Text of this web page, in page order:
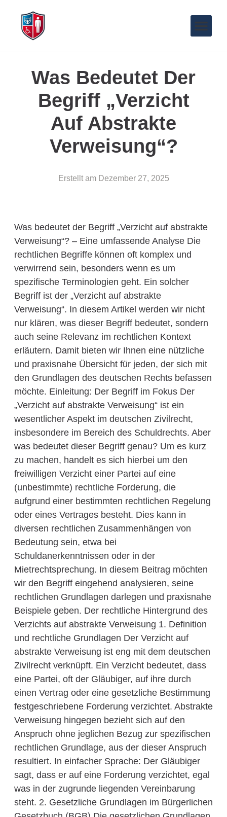
Was Bedeutet Der
Begriff „Verzicht
Auf Abstrakte
Verweisung“?
Erstellt am Dezember 27, 2025
Was bedeutet der Begriff „Verzicht auf abstrakte
Verweisung“? – Eine umfassende Analyse Die
rechtlichen Begriffe können oft komplex und
verwirrend sein, besonders wenn es um
spezifische Terminologien geht. Ein solcher
Begriff ist der „Verzicht auf abstrakte
Verweisung“. In diesem Artikel werden wir nicht
nur klären, was dieser Begriff bedeutet, sondern
auch seine Relevanz im rechtlichen Kontext
erläutern. Damit bieten wir Ihnen eine nützliche
und praxisnahe Übersicht für jeden, der sich mit
den Grundlagen des deutschen Rechts befassen
möchte. Einleitung: Der Begriff im Fokus Der
„Verzicht auf abstrakte Verweisung“ ist ein
wesentlicher Aspekt im deutschen Zivilrecht,
insbesondere im Bereich des Schuldrechts. Aber
was bedeutet dieser Begriff genau? Um es kurz
zu machen, handelt es sich hierbei um den
freiwilligen Verzicht einer Partei auf eine
(unbestimmte) rechtliche Forderung, die
aufgrund einer bestimmten rechtlichen Regelung
oder eines Vertrages besteht. Dies kann in
diversen rechtlichen Zusammenhängen von
Bedeutung sein, etwa bei
Schuldanerkenntnissen oder in der
Mietrechtsprechung. In diesem Beitrag möchten
wir den Begriff eingehend analysieren, seine
rechtlichen Grundlagen darlegen und praxisnahe
Beispiele geben. Der rechtliche Hintergrund des
Verzichts auf abstrakte Verweisung 1. Definition
und rechtliche Grundlagen Der Verzicht auf
abstrakte Verweisung ist eng mit dem deutschen
Zivilrecht verknüpft. Ein Verzicht bedeutet, dass
eine Partei, oft der Gläubiger, auf ihre durch
einen Vertrag oder eine gesetzliche Bestimmung
festgeschriebene Forderung verzichtet. Abstrakte
Verweisung hingegen bezieht sich auf den
Anspruch ohne jeglichen Bezug zur spezifischen
rechtlichen Grundlage, aus der dieser Anspruch
resultiert. In einfacher Sprache: Der Gläubiger
sagt, dass er auf eine Forderung verzichtet, egal
was in der zugrunde liegenden Vereinbarung
steht. 2. Gesetzliche Grundlagen im Bürgerlichen